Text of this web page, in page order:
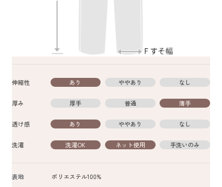
伸縮性 あり ややあり なし
厚み 厚手 普通 薄手
透け感 あり ややあり なし
洗濯 洗濯OK ネット使用 手洗いのみ
表地 ポリエステル100%